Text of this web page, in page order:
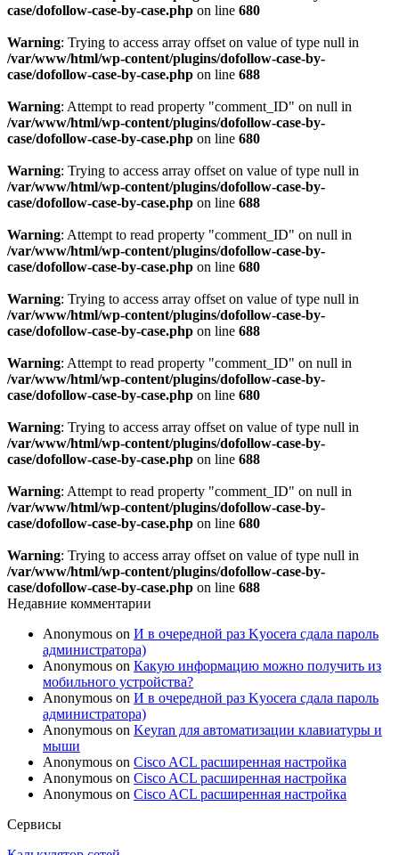
case/dofollow-case-by-case.php on line 680
Warning: Trying to access array offset on value of type null in
/var/www/html/wp-content/plugins/dofollow-case-by-
case/dofollow-case-by-case.php on line 688
Warning: Attempt to read property "comment_ID" on null in
/var/www/html/wp-content/plugins/dofollow-case-by-
case/dofollow-case-by-case.php on line 680
Warning: Trying to access array offset on value of type null in
/var/www/html/wp-content/plugins/dofollow-case-by-
case/dofollow-case-by-case.php on line 688
Warning: Attempt to read property "comment_ID" on null in
/var/www/html/wp-content/plugins/dofollow-case-by-
case/dofollow-case-by-case.php on line 680
Warning: Trying to access array offset on value of type null in
/var/www/html/wp-content/plugins/dofollow-case-by-
case/dofollow-case-by-case.php on line 688
Warning: Attempt to read property "comment_ID" on null in
/var/www/html/wp-content/plugins/dofollow-case-by-
case/dofollow-case-by-case.php on line 680
Warning: Trying to access array offset on value of type null in
/var/www/html/wp-content/plugins/dofollow-case-by-
case/dofollow-case-by-case.php on line 688
Warning: Attempt to read property "comment_ID" on null in
/var/www/html/wp-content/plugins/dofollow-case-by-
case/dofollow-case-by-case.php on line 680
Warning: Trying to access array offset on value of type null in
/var/www/html/wp-content/plugins/dofollow-case-by-
case/dofollow-case-by-case.php on line 688
Недавние комментарии
Anonymous on И в очередной раз Kyocera сдала пароль
администратора)
Anonymous on Какую информацию можно получить из
мобильного устройства?
Anonymous on И в очередной раз Kyocera сдала пароль
администратора)
Anonymous on Keyran для автоматизации клавиатуры и
мыши
Anonymous on Cisco ACL расширенная настройка
Anonymous on Cisco ACL расширенная настройка
Anonymous on Cisco ACL расширенная настройка
Сервисы